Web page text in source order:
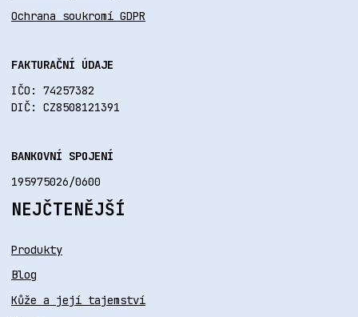
Ochrana soukromí GDPR
FAKTURAČNÍ ÚDAJE
IČO: 74257382
DIČ: CZ8508121391
BANKOVNÍ SPOJENÍ
195975026/0600
NEJČTENĚJŠÍ
Produkty
Blog
Kůže a její tajemství